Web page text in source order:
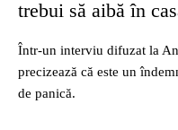
trebui să aibă în
Într-un interviu difuzat la
precizează că este un
de panică.